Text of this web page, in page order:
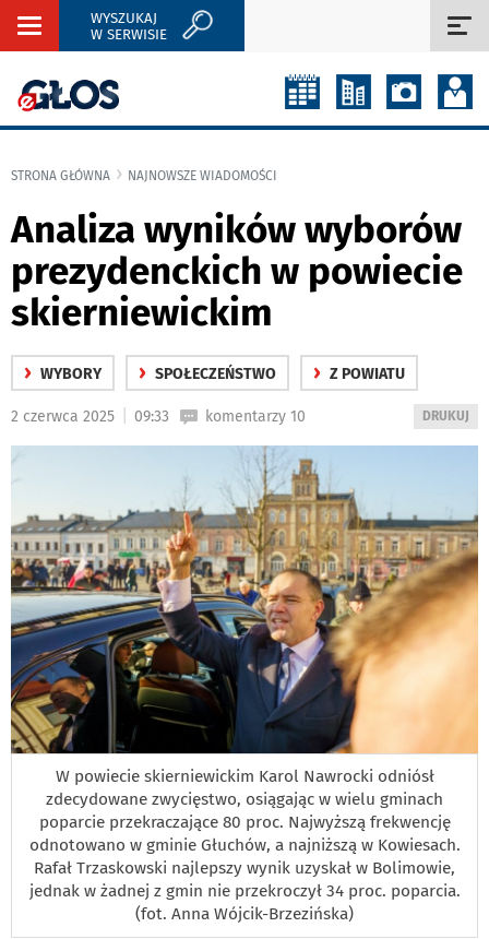
Rozwiń
WYSZUKAJ
W SERWISIE
STRONA GŁÓWNA NAJNOWSZE WIADOMOŚCI
Analiza wyników wyborów
prezydenckich w powiecie
skierniewickim
› WYBORY › SPOŁECZEŃSTWO › Z POWIATU
WYDRUKUJ
DRUKUJ
2 czerwca 2025 09:33 komentarzy 10
W powiecie skierniewickim Karol Nawrocki odniósł
zdecydowane zwycięstwo, osiągając w wielu gminach
poparcie przekraczające 80 proc. Najwyższą frekwencję
odnotowano w gminie Głuchów, a najniższą w Kowiesach.
Rafał Trzaskowski najlepszy wynik uzyskał w Bolimowie,
jednak w żadnej z gmin nie przekroczył 34 proc. poparcia.
(fot. Anna Wójcik-Brzezińska)